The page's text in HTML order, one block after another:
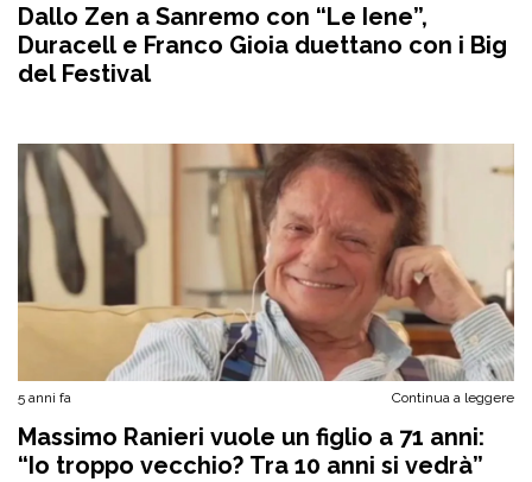
Dallo Zen a Sanremo con “Le Iene”,
Duracell e Franco Gioia duettano con i Big
del Festival
5 anni fa Continua a leggere
Massimo Ranieri vuole un figlio a 71 anni:
“Io troppo vecchio? Tra 10 anni si vedrà”